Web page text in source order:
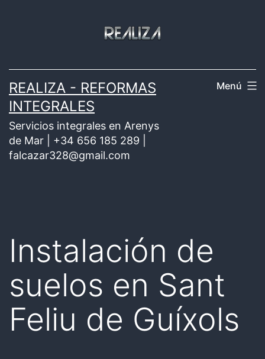
REALIZA - REFORMAS
INTEGRALES
Servicios integrales en Arenys
de Mar | +34 656 185 289 |
falcazar328@gmail.com
Menú
Instalación de
suelos en Sant
Feliu de Guíxols